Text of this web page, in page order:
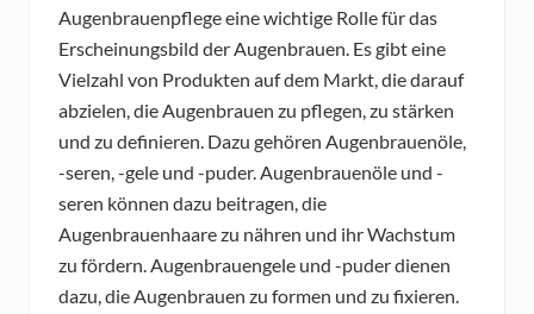
Augenbrauenpflege eine wichtige Rolle für das
Erscheinungsbild der Augenbrauen. Es gibt eine
Vielzahl von Produkten auf dem Markt, die darauf
abzielen, die Augenbrauen zu pflegen, zu stärken
und zu definieren. Dazu gehören Augenbrauenöle,
-seren, -gele und -puder. Augenbrauenöle und -
seren können dazu beitragen, die
Augenbrauenhaare zu nähren und ihr Wachstum
zu fördern. Augenbrauengele und -puder dienen
dazu, die Augenbrauen zu formen und zu fixieren.